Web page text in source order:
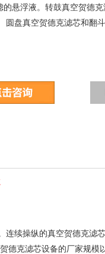
的悬浮液。转鼓真空贺德
圆盘真空贺德克滤芯和翻
连续操纵的真空贺德克滤芯
贺德克滤芯设备的厂家规模